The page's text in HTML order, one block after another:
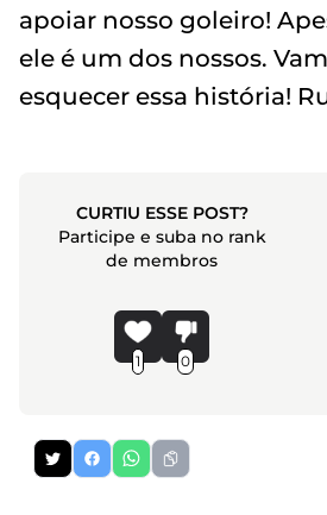
apoiar nosso goleiro!
ele é um dos nossos.
esquecer essa história!
CURTIU ESSE POST?
Participe e suba no rank
de membros
1 0